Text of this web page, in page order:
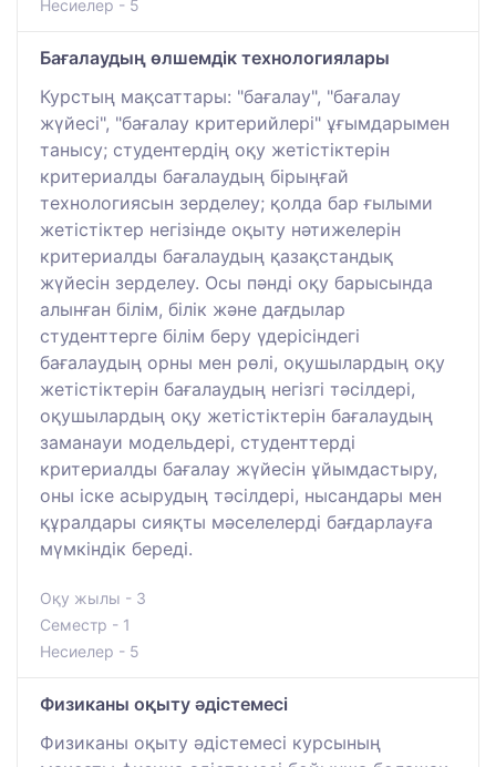
Несиелер - 5
Бағалаудың өлшемдік технологиялары
Курстың мақсаттары: "бағалау", "бағалау
жүйесі", "бағалау критерийлері" ұғымдарымен
танысу; студентердің оқу жетістіктерін
критериалды бағалаудың бірыңғай
технологиясын зерделеу; қолда бар ғылыми
жетістіктер негізінде оқыту нәтижелерін
критериалды бағалаудың қазақстандық
жүйесін зерделеу. Осы пәнді оқу барысында
алынған білім, білік және дағдылар
студенттерге білім беру үдерісіндегі
бағалаудың орны мен рөлі, оқушылардың оқу
жетістіктерін бағалаудың негізгі тәсілдері,
оқушылардың оқу жетістіктерін бағалаудың
заманауи модельдері, студенттерді
критериалды бағалау жүйесін ұйымдастыру,
оны іске асырудың тәсілдері, нысандары мен
құралдары сияқты мәселелерді бағдарлауға
мүмкіндік береді.
Оқу жылы - 3
Семестр - 1
Несиелер - 5
Физиканы оқыту әдістемесі
Физиканы оқыту әдістемесі курсының